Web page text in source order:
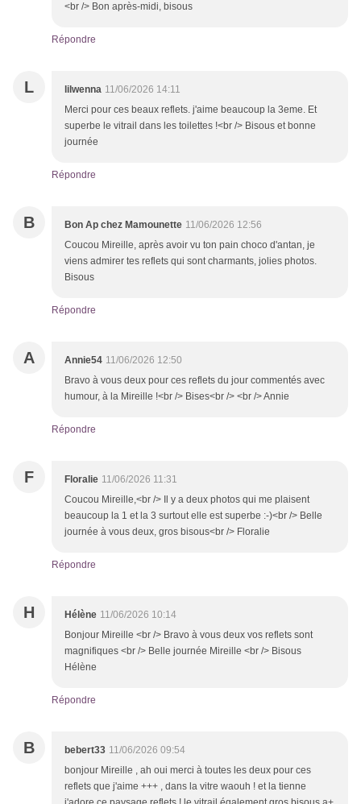
<br /> Bon après-midi, bisous
Répondre
L lilwenna 11/06/2026 14:11
Merci pour ces beaux reflets. j'aime beaucoup la 3eme. Et
superbe le vitrail dans les toilettes !<br /> Bisous et bonne
journée
Répondre
B Bon Ap chez Mamounette 11/06/2026 12:56
Coucou Mireille, après avoir vu ton pain choco d'antan, je
viens admirer tes reflets qui sont charmants, jolies photos.
Bisous
Répondre
A Annie54 11/06/2026 12:50
Bravo à vous deux pour ces reflets du jour commentés avec
humour, à la Mireille !<br /> Bises<br /> <br /> Annie
Répondre
F Floralie 11/06/2026 11:31
Coucou Mireille,<br /> Il y a deux photos qui me plaisent
beaucoup la 1 et la 3 surtout elle est superbe :-)<br /> Belle
journée à vous deux, gros bisous<br /> Floralie
Répondre
H Hélène 11/06/2026 10:14
Bonjour Mireille <br /> Bravo à vous deux vos reflets sont
magnifiques <br /> Belle journée Mireille <br /> Bisous
Hélène
Répondre
B bebert33 11/06/2026 09:54
bonjour Mireille , ah oui merci à toutes les deux pour ces
reflets que j'aime +++ , dans la vitre waouh ! et la tienne